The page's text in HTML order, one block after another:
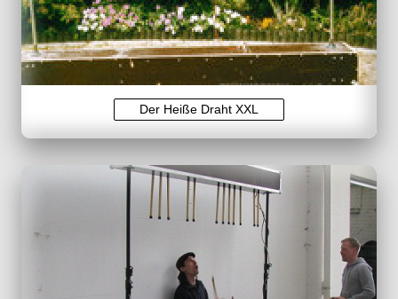
Der Heiße Draht XXL